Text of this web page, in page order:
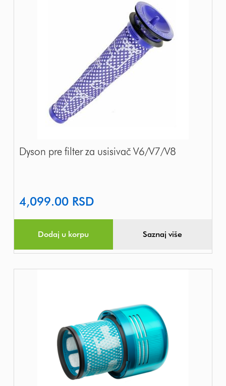
Dyson pre filter za usisivač V6/V7/V8
4,099.00 RSD
Dodaj u korpu Saznaj više